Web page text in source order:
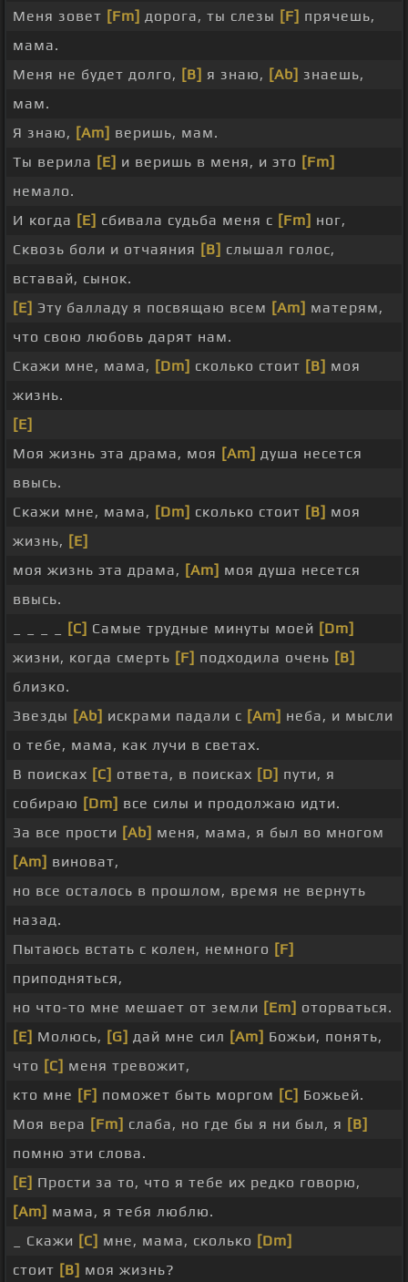
Меня зовет [Fm] дорога, ты слезы [F] прячешь,
мама.
Меня не будет долго, [B] я знаю, [Ab] знаешь,
мам.
Я знаю, [Am] веришь, мам.
Ты верила [E] и веришь в меня, и это [Fm]
немало.
И когда [E] сбивала судьба меня с [Fm] ног,
Сквозь боли и отчаяния [B] слышал голос,
вставай, сынок.
[E] Эту балладу я посвящаю всем [Am] матерям,
что свою любовь дарят нам.
Скажи мне, мама, [Dm] сколько стоит [B] моя
жизнь.
[E]
Моя жизнь эта драма, моя [Am] душа несется
ввысь.
Скажи мне, мама, [Dm] сколько стоит [B] моя
жизнь, [E]
моя жизнь эта драма, [Am] моя душа несется
ввысь.
[C] Самые трудные минуты моей [Dm]
жизни, когда смерть [F] подходила очень [B]
близко.
Звезды [Ab] искрами падали с [Am] неба, и мысли
о тебе, мама, как лучи в светах.
В поисках [C] ответа, в поисках [D] пути, я
собираю [Dm] все силы и продолжаю идти.
За все прости [Ab] меня, мама, я был во многом
[Am] виноват,
но все осталось в прошлом, время не вернуть
назад.
Пытаюсь встать с колен, немного [F]
приподняться,
но что-то мне мешает от земли [Em] оторваться.
[E] Молюсь, [G] дай мне сил [Am] Божьи, понять,
что [C] меня тревожит,
кто мне [F] поможет быть моргом [C] Божьей.
Моя вера [Fm] слаба, но где бы я ни был, я [B]
помню эти слова.
[E] Прости за то, что я тебе их редко говорю,
[Am] мама, я тебя люблю.
_ Скажи [C] мне, мама, сколько [Dm]
стоит [B] моя жизнь?